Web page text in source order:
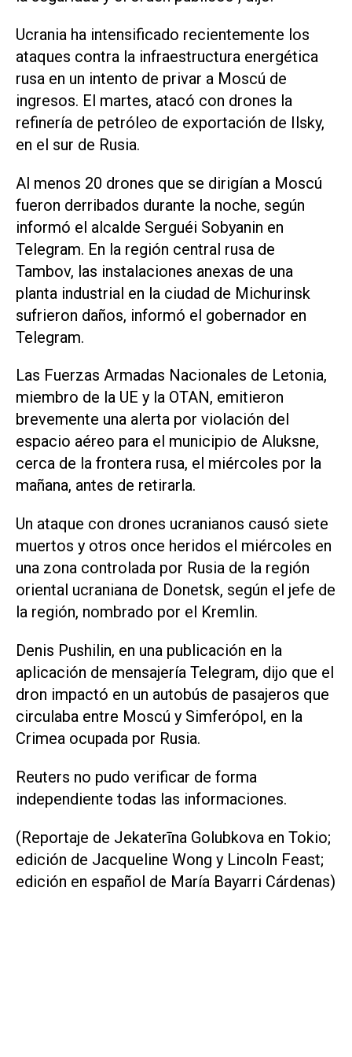
Ucrania ha intensificado recientemente los
ataques contra la infraestructura energética
rusa en un intento de privar a Moscú de
ingresos. El martes, atacó con drones la
refinería de petróleo de exportación de Ilsky,
en el sur de Rusia.
Al menos 20 drones que se dirigían a Moscú
fueron derribados durante la noche, según
informó el alcalde Serguéi Sobyanin en
Telegram. En la región central rusa de
Tambov, ‌las instalaciones anexas de una
planta industrial en la ciudad de Michurinsk
sufrieron daños, informó el gobernador en
Telegram.
Las Fuerzas Armadas Nacionales de Letonia,
miembro de la UE y la OTAN, emitieron
brevemente una alerta por violación del
espacio aéreo para el municipio de Aluksne,
cerca de la frontera rusa, el miércoles por la
mañana, antes de ‌retirarla.
Un ataque con drones ucranianos causó siete
muertos y otros once heridos el miércoles en
una zona controlada por Rusia de la región
oriental ucraniana de Donetsk, según el jefe ‌de
la región, ⁠nombrado por el Kremlin.
Denis Pushilin, en una publicación en la
aplicación de mensajería Telegram, dijo que el
dron impactó en un autobús ​de pasajeros que
circulaba entre Moscú y Simferópol, en la
Crimea ocupada por Rusia.
Reuters no pudo verificar de forma
independiente todas las informaciones.
(Reportaje de Jekaterīna Golubkova en Tokio;
edición de Jacqueline Wong y Lincoln Feast;
edición en español de María Bayarri Cárdenas)